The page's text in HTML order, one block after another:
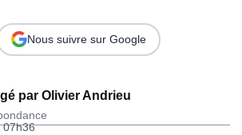
par Olivier Andrieu
07h36
Nous suivre sur Google